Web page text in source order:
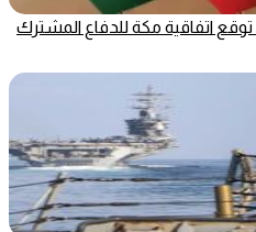
اتفاقية مكة للدفاع المشترك